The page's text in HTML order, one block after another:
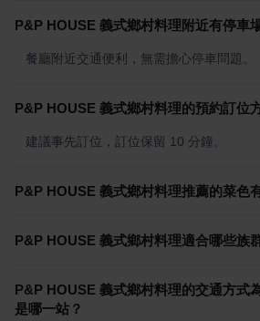
P&P HOUSE 義式鄉村料理附近有停車
餐廳附近交通便利，無需擔心停車問題。
P&P HOUSE 義式鄉村料理的預約訂位
建議事先訂位，訂位保留 10 分鐘。
P&P HOUSE 義式鄉村料理推薦的菜色
P&P HOUSE 義式鄉村料理適合哪些族
P&P HOUSE 義式鄉村料理的交通方式
是哪一站？